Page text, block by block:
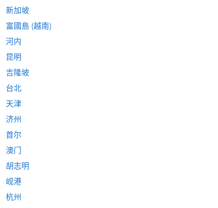
新加坡
富國島 (越南)
河内
昆明
吉隆坡
台北
天津
济州
首尔
澳门
胡志明
岘港
杭州